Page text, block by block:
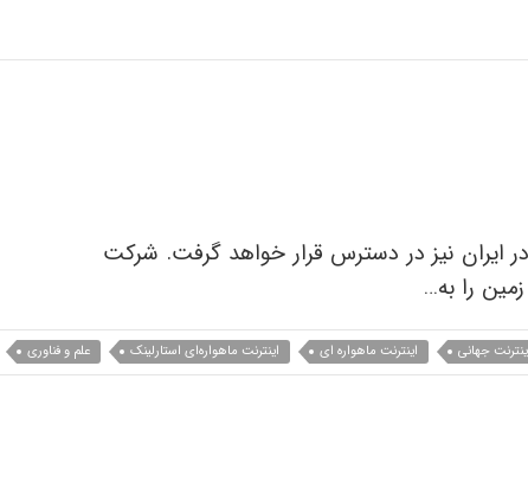
ایران نیز در دسترس قرار خواهد گرفت. شرکت
را به…
جهانی اینترنت ماهواره ای اینترنت ماهواره‌ای استارلینک علم و فناوری